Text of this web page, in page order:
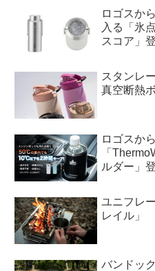
ロゴスか
入る「氷
スコア」
スタンレ
真空断熱
ロゴスか
「
ルダー」
ユニフレ
レイル」
バンドッ